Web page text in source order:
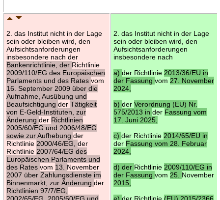
2. das Institut nicht in der Lage
sein oder bleiben wird, den
Aufsichtsanforderungen
insbesondere nach der
Bankenrichtlinie, der Richtlinie
2009/110/EG des Europäischen
Parlaments und des Rates vom
16. September 2009 über die
Aufnahme, Ausübung und
Beaufsichtigung der Tätigkeit
von E-Geld-Instituten, zur
Änderung der Richtlinien
2005/60/EG und 2006/48/EG
sowie zur Aufhebung der
Richtlinie 2000/46/EG, der
Richtlinie 2007/64/EG des
Europäischen Parlaments und
des Rates vom 13. November
2007 über Zahlungsdienste im
Binnenmarkt, zur Änderung der
Richtlinien 97/7/EG,
2002/65/EG, 2005/60/EG und
2. das Institut nicht in der Lage
sein oder bleiben wird, den
Aufsichtsanforderungen
insbesondere nach
a) der Richtlinie 2013/36/EU in
der Fassung vom 27. November
2024,
b) der Verordnung (EU) Nr.
575/2013 in der Fassung vom
17. Juni 2025,
c) der Richtlinie 2014/65/EU in
der Fassung vom 28. Februar
2024,
d) der Richtlinie 2009/110/EG in
der Fassung vom 25. November
2015,
e) der Richtlinie (EU) 2015/2366